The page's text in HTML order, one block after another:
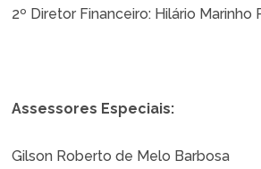
2º Diretor Financeiro: Hilário Marinho
Assessores Especiais:
Gilson Roberto de Melo Barbosa